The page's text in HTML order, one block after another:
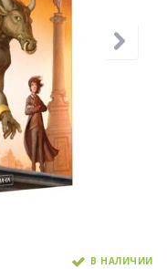
В НАЛИЧИИ